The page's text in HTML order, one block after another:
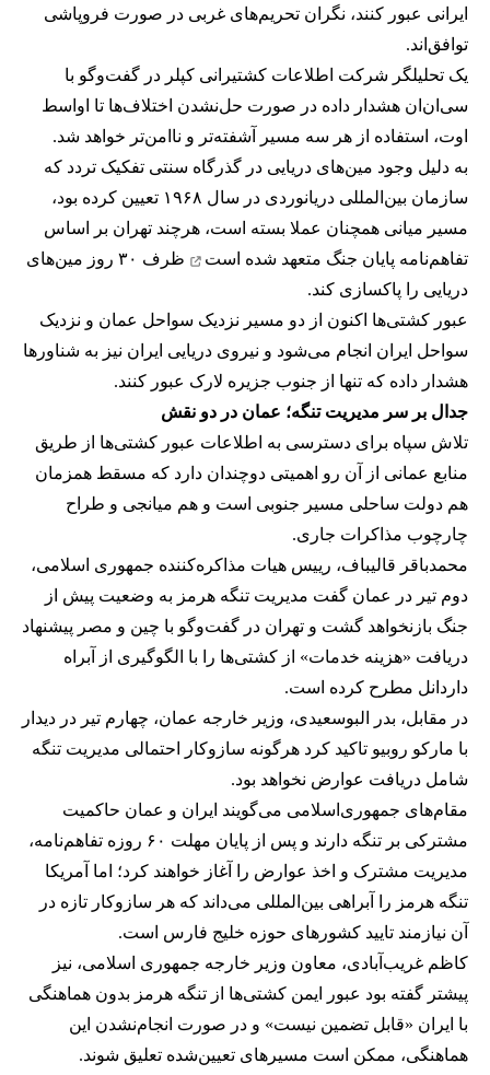
ایرانی عبور کنند، نگران تحریم‌های غربی در صورت فروپاشی
توافق‌اند.
یک تحلیلگر شرکت اطلاعات کشتیرانی کپلر در گفت‌و‌گو با
سی‌ان‌ان هشدار داده در صورت حل‌نشدن اختلاف‌ها تا اواسط
اوت، استفاده از هر سه مسیر آشفته‌تر و ناامن‌تر خواهد شد.
به دلیل وجود مین‌های دریایی در گذرگاه سنتی تفکیک تردد که
سازمان بین‌المللی دریانوردی در سال ۱۹۶۸ تعیین کرده بود،
مسیر میانی همچنان عملا بسته است، هرچند تهران بر اساس
تفاهم‌نامه پایان جنگ متعهد شده است
ظرف ۳۰ روز مین‌های
دریایی را پاکسازی کند.
عبور کشتی‌ها اکنون از دو مسیر نزدیک سواحل عمان و نزدیک
سواحل ایران انجام می‌شود و نیروی دریایی ایران نیز به شناورها
هشدار داده که تنها از جنوب جزیره لارک عبور کنند.
جدال بر سر مدیریت تنگه؛ عمان در دو نقش
تلاش سپاه برای دسترسی به اطلاعات عبور کشتی‌ها از طریق
منابع عمانی از آن رو اهمیتی دوچندان دارد که مسقط همزمان
هم دولت ساحلی مسیر جنوبی است و هم میانجی و طراح
چارچوب مذاکرات جاری.
محمدباقر قالیباف، رییس هیات مذاکره‌کننده جمهوری اسلامی،
دوم تیر در عمان گفت مدیریت تنگه هرمز به وضعیت پیش از
جنگ بازنخواهد گشت و تهران در گفت‌وگو با چین و مصر پیشنهاد
دریافت «هزینه خدمات» از کشتی‌ها را با الگوگیری از آبراه
داردانل مطرح کرده است.
در مقابل، بدر البوسعیدی، وزیر خارجه عمان، چهارم تیر در دیدار
با مارکو روبیو تاکید کرد هرگونه سازوکار احتمالی مدیریت تنگه
شامل دریافت عوارض نخواهد بود.
مقام‌های جمهوری‌اسلامی می‌گویند ایران و عمان حاکمیت
مشترکی بر تنگه دارند و پس از پایان مهلت ۶۰ روزه تفاهم‌نامه،
مدیریت مشترک و اخذ عوارض را آغاز خواهند کرد؛ اما آمریکا
تنگه هرمز را آبراهی بین‌المللی می‌داند که هر سازوکار تازه در
آن نیازمند تایید کشورهای حوزه خلیج فارس است.
کاظم غریب‌آبادی، معاون وزیر خارجه جمهوری اسلامی، نیز
پیشتر گفته بود عبور ایمن کشتی‌ها از تنگه هرمز بدون هماهنگی
با ایران «قابل تضمین نیست» و در صورت انجام‌نشدن این
هماهنگی، ممکن است مسیرهای تعیین‌شده تعلیق شوند.